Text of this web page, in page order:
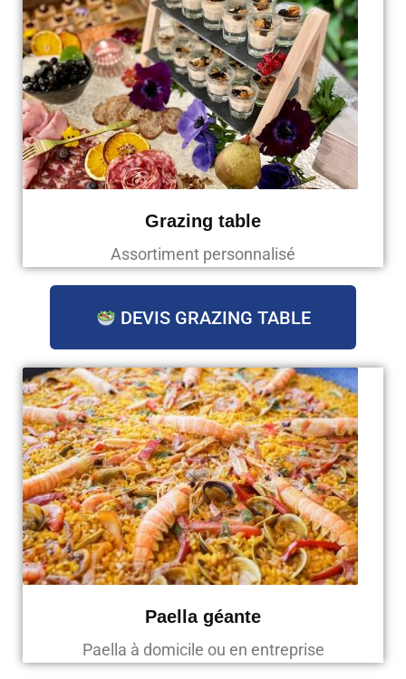
Grazing table
Assortiment personnalisé
DEVIS GRAZING TABLE
Paella géante
Paella à domicile ou en entreprise